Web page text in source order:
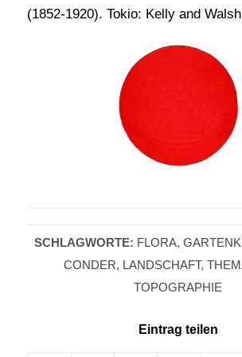
(1852-1920). Tokio: Kelly and
SCHLAGWORTE: FLORA,
CONDER, LANDSCHAFT,
TOPOGRAPHIE
Eintrag teilen